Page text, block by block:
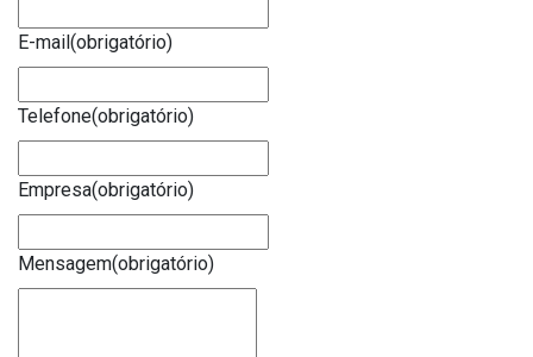
E-mail(obrigatório)
Telefone(obrigatório)
Empresa(obrigatório)
Mensagem(obrigatório)